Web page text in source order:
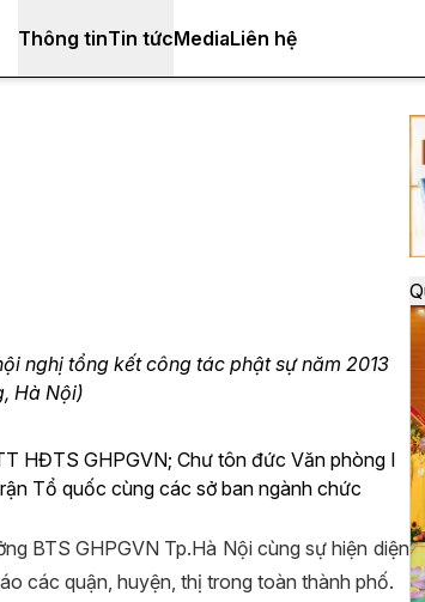
Thông tinTin tứcMediaLiên hệ
nghị tổng kết công tác phật sự năm 2013
Hà Nội)
HĐTS GHPGVN; Chư tôn đức Văn phòng I
Tổ quốc cùng các sở ban ngành chức
BTS GHPGVN Tp.Hà Nội cùng sự hiện diện
các quận, huyện, thị trong toàn thành phố.